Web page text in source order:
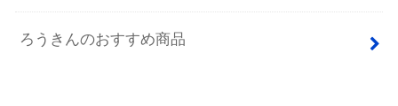
ろうきんのおすすめ商品